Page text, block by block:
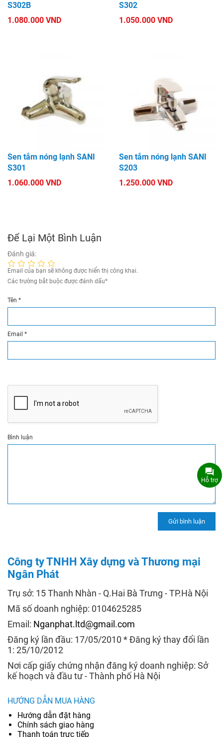
S302B
1.080.000 VND
S302
1.050.000 VND
Sen tắm nóng lạnh SANI
S301
1.060.000 VND
Sen tắm nóng lạnh SANI
S203
1.250.000 VND
Để Lại Một Bình Luận
Đánh giá:
Email của bạn sẽ không được hiển thị công khai.
Các trường bắt buộc được đánh dấu*
Tên *
Email *
Bình luận
Công ty TNHH Xây dựng và Thương mại
Ngân Phát
Trụ sở: 15 Thanh Nhàn - Q.Hai Bà Trưng - TP.Hà Nội
Mã số doanh nghiệp: 0104625285
Email: Nganphat.ltd@gmail.com
Đăng ký lần đầu: 17/05/2010 * Đăng ký thay đổi lần
1: 25/10/2012
Nơi cấp giấy chứng nhận đăng ký doanh nghiệp: Sở
kế hoạch và đầu tư - Thành phố Hà Nội
HƯỚNG DẪN MUA HÀNG
Hướng dẫn đặt hàng
Chính sách giao hàng
Thanh toán trực tiếp
Hỗ trợ